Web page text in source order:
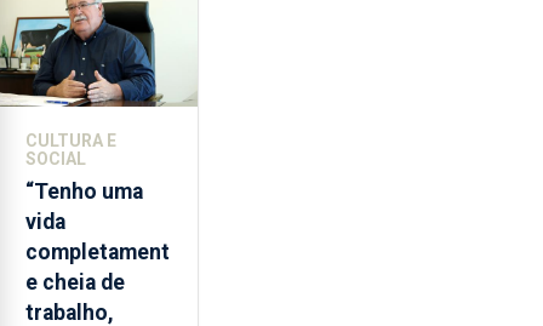
2022
e
2026.
A
ilha
das
Flores
apresenta
um
“decréscimo
significativo”
CULTURA E
SOCIAL
“Tenho uma
vida
completament
e cheia de
trabalho,